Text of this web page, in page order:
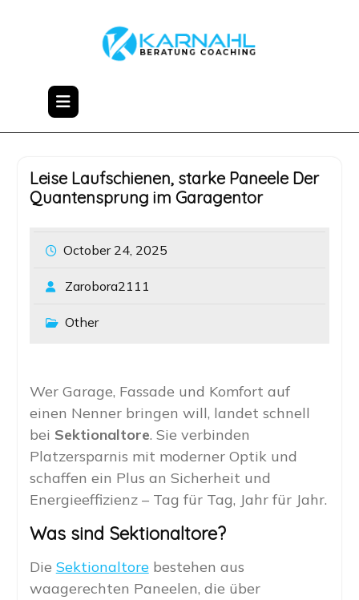
Leise Laufschienen, starke Paneele Der
Quantensprung im Garagentor
October 24, 2025
Zarobora2111
Other
Wer Garage, Fassade und Komfort auf
einen Nenner bringen will, landet schnell
bei Sektionaltore. Sie verbinden
Platzersparnis mit moderner Optik und
schaffen ein Plus an Sicherheit und
Energieeffizienz – Tag für Tag, Jahr für Jahr.
Was sind Sektionaltore?
Die Sektionaltorebestehen aus
waagerechten Paneelen, die über